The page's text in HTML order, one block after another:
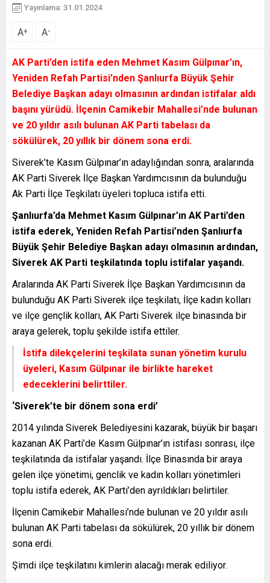
Yayınlama: 31.01.2024
A+ A-
AK Parti’den istifa eden Mehmet Kasım Gülpınar’ın,
Yeniden Refah Partisi’nden Şanlıurfa Büyük Şehir
Belediye Başkan adayı olmasının ardından istifalar aldı
başını yürüdü. İlçenin Camikebir Mahallesi’nde bulunan
ve 20 yıldır asılı bulunan AK Parti tabelası da
sökülürek, 20 yıllık bir dönem sona erdi.
Siverek’te Kasım Gülpınar’ın adaylığından sonra, aralarında
AK Parti Siverek İlçe Başkan Yardımcısının da bulunduğu
Ak Parti İlçe Teşkilatı üyeleri topluca istifa etti.
Şanlıurfa’da Mehmet Kasım Gülpınar’ın AK Parti’den
istifa ederek, Yeniden Refah Partisi’nden Şanlıurfa
Büyük Şehir Belediye Başkan adayı olmasının ardından,
Siverek AK Parti teşkilatında toplu istifalar yaşandı.
Aralarında AK Parti Siverek İlçe Başkan Yardımcısının da
bulunduğu AK Parti Siverek ilçe teşkilatı, İlçe kadın kolları
ve ilçe gençlik kolları, AK Parti Siverek ilçe binasında bir
araya gelerek, toplu şekilde istifa ettiler.
İstifa dilekçelerini teşkilata sunan yönetim kurulu
üyeleri, Kasım Gülpınar ile birlikte hareket
edeceklerini belirttiler.
‘Siverek’te bir dönem sona erdi’
2014 yılında Siverek Belediyesini kazarak, büyük bir başarı
kazanan AK Parti’de Kasım Gülpınar’ın istifası sonrası, ilçe
teşkilatında da istifalar yaşandı. İlçe Binasında bir araya
gelen ilçe yönetimi, genclik ve kadın kolları yönetimleri
toplu istifa ederek, AK Parti’den ayrıldıkları belirtiler.
İlçenin Camikebir Mahallesi’nde bulunan ve 20 yıldır asılı
bulunan AK Parti tabelası da sökülürek, 20 yıllık bir dönem
sona erdi.
Şimdi ilçe teşkilatını kimlerin alacağı merak ediliyor.